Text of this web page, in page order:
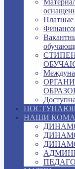
Платные
НАШИ